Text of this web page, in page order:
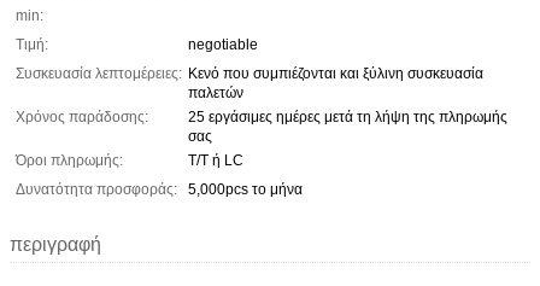
min:
Τιμή:
negotiable
Συσκευασία λεπτομέρειες: Κενό που συμπιέζονται και ξύλινη συσκευασία
παλετών
Χρόνος παράδοσης:
25 εργάσιμες ημέρες μετά τη λήψη της πληρωμής
σας
Όροι πληρωμής:
T/T ή LC
Δυνατότητα προσφοράς:
5,000pcs το μήνα
περιγραφή